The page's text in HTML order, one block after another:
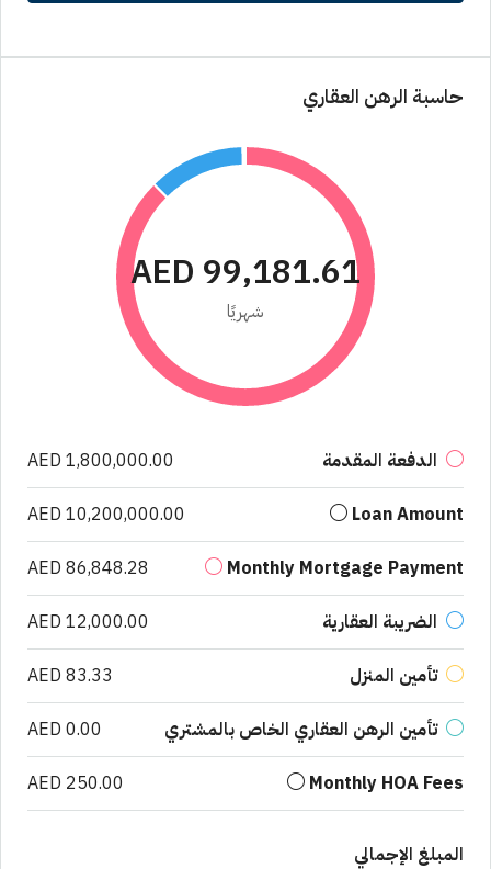
حاسبة الرهن العقاري
AED 99,181.61
شهريًا
الدفعة المقدمة AED 1,800,000.00
Loan Amount
AED 10,200,000.00
Monthly Mortgage Payment
AED 86,848.28
الضريبة العقارية AED 12,000.00
تأمين المنزل AED 83.33
تأمين الرهن العقاري الخاص بالمشتري AED 0.00
Monthly HOA Fees
AED 250.00
المبلغ الإجمالي